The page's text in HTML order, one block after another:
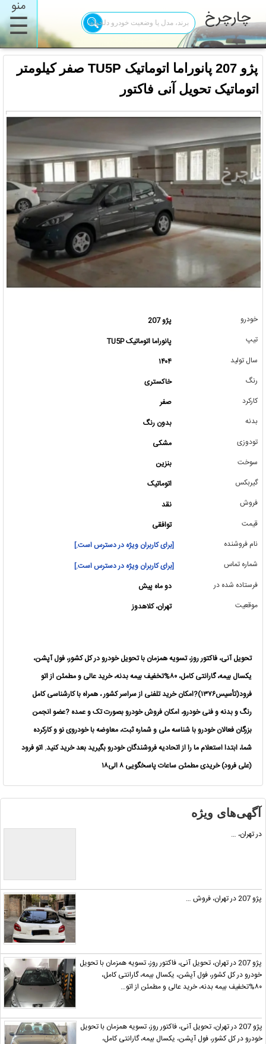
منو
☰ چارچرخ
پژو 207 پانوراما اتوماتیک TU5P صفر کیلومتر
اتوماتیک ‎تحویل آنی فاکتور
خودرو
پژو 207
تیپ
پانوراما اتوماتیک TU5P
سال تولید
۱۴۰۴
رنگ
خاکستری
کارکرد
صفر
بدنه
بدون رنگ
تودوزی
مشکی
سوخت
بنزین
گیربکس
اتوماتیک
فروش
نقد
قیمت
توافقی
نام فروشنده
[برای کاربران ویژه در دسترس است.]
شماره تماس
[برای کاربران ویژه در دسترس است.]
فرستاده شده در
دو ماه پیش
موقعیت
تهران، کلاهدوز
‎تحویل آنی، فاکتور روز، تسویه همزمان با تحویل خودرو در کل کشور، فول آپشن،
یکسال بیمه، گارانتی کامل، ۸۰%تخفیف بیمه بدنه، خرید عالی و مطمئن از اتو
فرود(تأسیس۱۳۷۶)?امکان خرید تلفنی از سراسر کشور ، همراه با کارشناسی کامل
رنگ و بدنه و فنی خودرو، امکان فروش خودرو بصورت تک و عمده ?عضو انجمن
بزرگان فعالان خودرو با شناسه ملی و شماره ثبت، معاوضه با خودروی نو و کارکرده
شما، ابتدا استعلام ما را از اتحادیه فروشندگان خودرو بگیرید بعد خرید کنید. ‎اتو فرود
(علی فرود) خریدی مطمئن ‎ساعات پاسخگویی ۸ الی١٨
آگهی‌های ویژه
در تهران، …
پژو 207 در تهران، فروش …
پژو 207 در تهران، ‎تحویل آنی، فاکتور روز، تسویه همزمان با تحویل
خودرو در کل کشور، فول آپشن، یکسال بیمه، گارانتی کامل،
۸۰%تخفیف بیمه بدنه، خرید عالی و مطمئن از اتو…
پژو 207 در تهران، ‎تحویل آنی، فاکتور روز، تسویه همزمان با تحویل
خودرو در کل کشور، فول آپشن، یکسال بیمه، گارانتی کامل،